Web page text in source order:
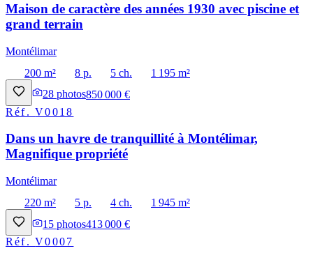
Maison de caractère des années 1930 avec piscine et
grand terrain
Montélimar
200 m²
8 p. 5 ch.
1 195 m²
28 photos850 000 €
Réf.V0018
Dans un havre de tranquillité à Montélimar,
Magnifique propriété
Montélimar
220 m²
5 p. 4 ch.
1 945 m²
15 photos413 000 €
Réf.V0007